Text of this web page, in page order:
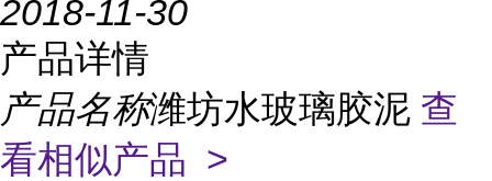
2018-11-30
产品详情
产品名称潍坊水玻璃胶泥 查
看相似产品 >